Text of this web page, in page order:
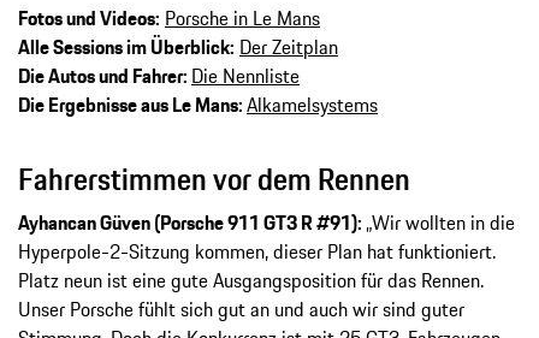
Fotos und Videos: Porsche in Le Mans
Alle Sessions im Überblick: Der Zeitplan
Die Autos und Fahrer: Die Nennliste
Die Ergebnisse aus Le Mans:Alkamelsystems
Fahrerstimmen vor dem Rennen
Ayhancan Güven (Porsche 911 GT3 R #91): „Wir wollten in die
Hyperpole-2-Sitzung kommen, dieser Plan hat funktioniert.
Platz neun ist eine gute Ausgangsposition für das Rennen.
Unser Porsche fühlt sich gut an und auch wir sind guter